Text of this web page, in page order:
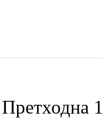
Претходна 1